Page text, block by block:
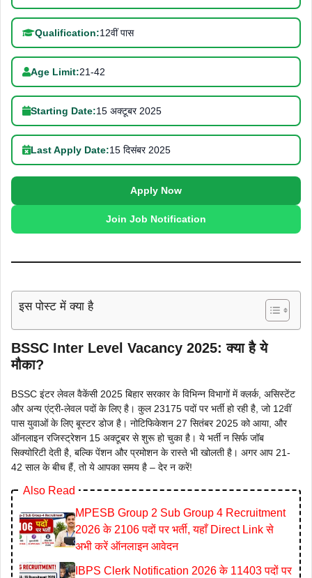
Qualification:12वीं पास
Age Limit:21-42
Starting Date:15 अक्टूबर 2025
Last Apply Date:15 दिसंबर 2025
Apply Now
Join Job Notification
इस पोस्ट में क्या है
BSSC Inter Level Vacancy 2025: क्या है ये
मौका?
BSSC इंटर लेवल वैकेंसी 2025 बिहार सरकार के विभिन्न विभागों में क्लर्क, असिस्टेंट
और अन्य एंट्री-लेवल पदों के लिए है। कुल 23175 पदों पर भर्ती हो रही है, जो 12वीं
पास युवाओं के लिए बूस्टर डोज है। नोटिफिकेशन 27 सितंबर 2025 को आया, और
ऑनलाइन रजिस्ट्रेशन 15 अक्टूबर से शुरू हो चुका है। ये भर्ती न सिर्फ जॉब
सिक्योरिटी देती है, बल्कि पेंशन और प्रमोशन के रास्ते भी खोलती है। अगर आप 21-
42 साल के बीच हैं, तो ये आपका समय है – देर न करें!
Also Read
MPESB Group 2 Sub Group 4 Recruitment
2026 के 2106 पदों पर भर्ती, यहाँ Direct Link से
अभी करें ऑनलाइन आवेदन
IBPS Clerk Notification 2026 के 11403 पदों पर